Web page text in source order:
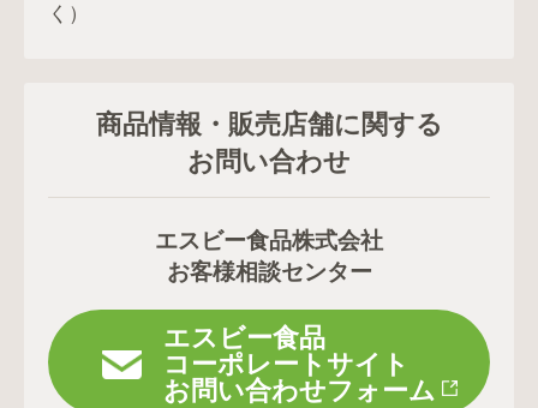
く）
商品情報・販売店舗に関する
お問い合わせ
エスビー食品株式会社
お客様相談センター
エスビー食品
コーポレートサイト
お問い合わせフォーム